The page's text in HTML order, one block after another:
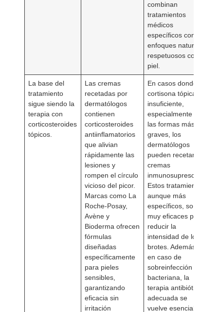
combinan
tratamientos
médicos
específicos con
enfoques naturales
respetuosos con la
piel.
La base del
tratamiento
sigue siendo la
terapia con
corticosteroides
tópicos.
Las cremas
recetadas por
dermatólogos
contienen
corticosteroides
antiinflamatorios
que alivian
rápidamente las
lesiones y
rompen el círculo
vicioso del picor.
Marcas como La
Roche-Posay,
Avène y
Bioderma ofrecen
fórmulas
diseñadas
específicamente
para pieles
sensibles,
garantizando
eficacia sin
irritación
En casos donde la
cortisona tópica es
insuficiente,
especialmente en
las formas más
graves, los
dermatólogos
pueden recetar
cremas
inmunosupresoras.
Estos tratamientos,
aunque más
específicos, son
muy eficaces para
reducir la
intensidad de los
brotes. Además,
en caso de
sobreinfección
bacteriana, la
terapia antibiótica
adecuada se
vuelve esencial